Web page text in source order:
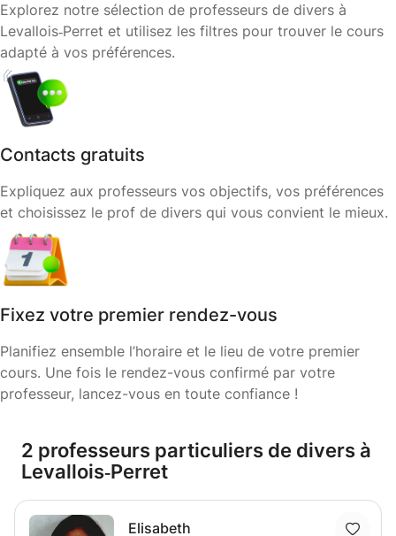
Explorez notre sélection de professeurs de divers à
Levallois‑Perret et utilisez les filtres pour trouver le cours
adapté à vos préférences.
Contacts gratuits
Expliquez aux professeurs vos objectifs, vos préférences
et choisissez le prof de divers qui vous convient le mieux.
Fixez votre premier rendez-vous
Planifiez ensemble l’horaire et le lieu de votre premier
cours. Une fois le rendez-vous confirmé par votre
professeur, lancez-vous en toute confiance !
2 professeurs particuliers de divers à
Levallois‑Perret
Elisabeth